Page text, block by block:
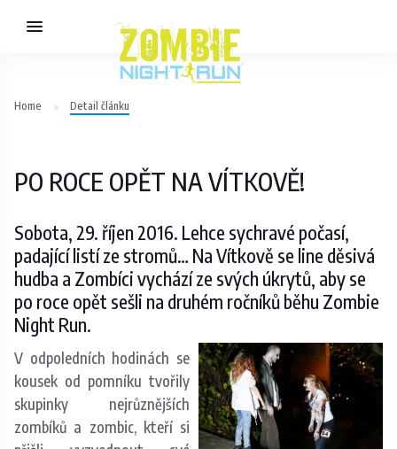
Home Detail článku
PO ROCE OPĚT NA VÍTKOVĚ!
Sobota, 29. říjen 2016. Lehce sychravé počasí,
padající listí ze stromů… Na Vítkově se line děsivá
hudba a Zombíci vychází ze svých úkrytů, aby se
po roce opět sešli na druhém ročníků běhu Zombie
Night Run.
V odpoledních hodinách se
kousek od pomníku tvořily
skupinky nejrůznějších
zombíků a zombic, kteří si